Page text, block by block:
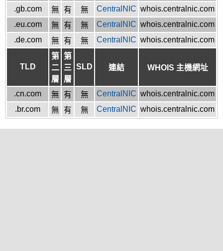
.gb.com
無 有 無 CentralNIC whois.centralnic.com
.eu.com
無 有 無 CentralNIC whois.centralnic.com
.de.com
無 有 無 CentralNIC whois.centralnic.com
TLD
第
二
層
第
三
層
SLD 連結 WHOIS 主機網址
.cn.com 無 有 無 CentralNIC whois.centralnic.com
.br.com
無 有 無 CentralNIC whois.centralnic.com